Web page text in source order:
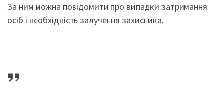
За ним можна повідомити про випадки затримання
осіб і необхідність залучення захисника.